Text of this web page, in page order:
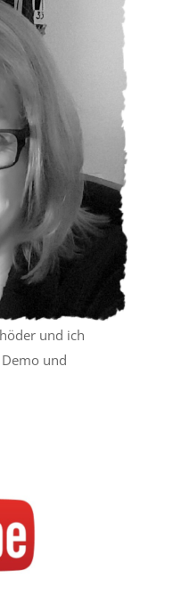
und ich
und